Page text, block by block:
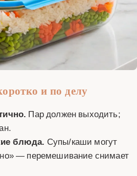
и по делу
Пар должен выходить;
блюда. Супы/каши могут
— перемешивание снимает